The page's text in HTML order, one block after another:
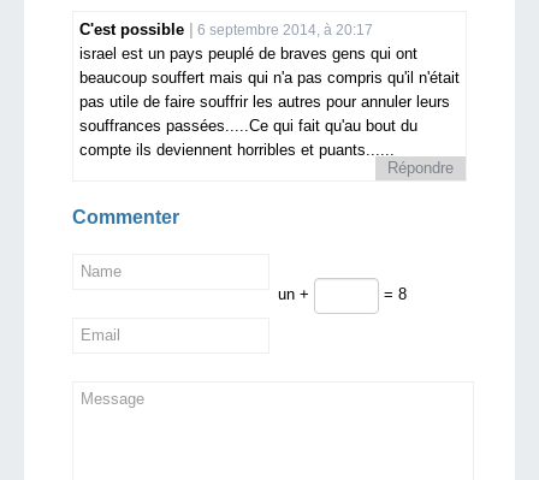
C'est possible 6 septembre 2014, à 20:17
israel est un pays peuplé de braves gens qui ont
beaucoup souffert mais qui n'a pas compris qu'il n'était
pas utile de faire souffrir les autres pour annuler leurs
souffrances passées.....Ce qui fait qu'au bout du
compte ils deviennent horribles et puants......
Répondre
Commenter
un + = 8